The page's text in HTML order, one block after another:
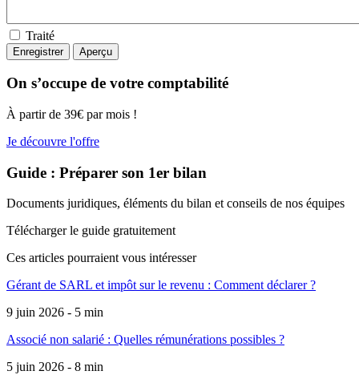
Traité
On s’occupe de votre comptabilité
À partir de 39€ par mois !
Je découvre l'offre
Guide : Préparer son 1er bilan
Documents juridiques, éléments du bilan et conseils de nos équipes
Télécharger le guide gratuitement
Ces articles pourraientvous intéresser
Gérant de SARL et impôt sur le revenu : Comment déclarer ?
9 juin 2026 - 5 min
Associé non salarié : Quelles rémunérations possibles ?
5 juin 2026 - 8 min